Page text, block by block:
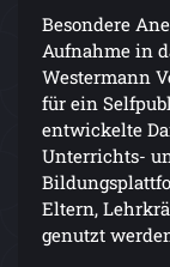
Besondere
Aufnahme in
Westermann
für ein
entwickelte
Unterrichts-
Eltern,
genutzt